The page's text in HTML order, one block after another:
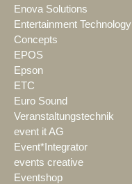
Enova Solutions
Entertainment Technology
Concepts
EPOS
Epson
ETC
Euro Sound
Veranstaltungstechnik
event it AG
Event*Integrator
events creative
Eventshop